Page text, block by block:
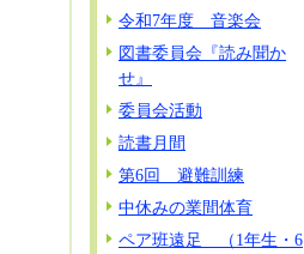
令和7年度 音楽会
図書委員会『読み聞か
せ』
委員会活動
読書月間
第6回 避難訓練
中休みの業間体育
ペア班遠足 （1年生・6